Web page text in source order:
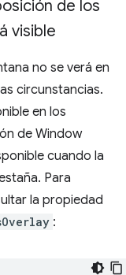
de los
visible
no se verá en
circunstancias.
en los
de Window
cuando la
Para
la propiedad
: